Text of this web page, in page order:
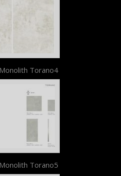
Torano4
Torano5